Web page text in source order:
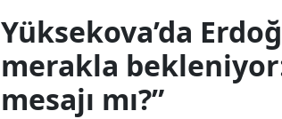
Yüksekova’da
merakla
mesajı mı?”